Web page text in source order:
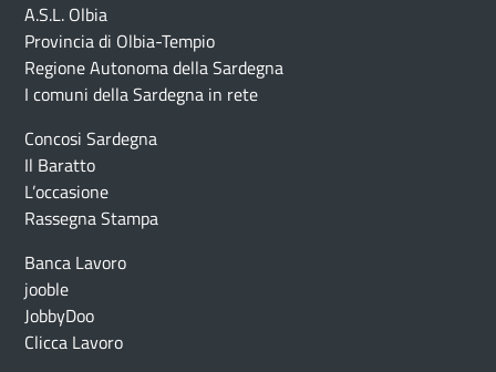
A.S.L. Olbia
Provincia di Olbia-Tempio
Regione Autonoma della Sardegna
I comuni della Sardegna in rete
Concosi Sardegna
Il Baratto
L’occasione
Rassegna Stampa
Banca Lavoro
jooble
JobbyDoo
Clicca Lavoro